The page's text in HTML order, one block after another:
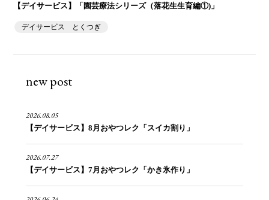
【デイサービス】「園芸療法シリーズ（落花生生育編①)」
デイサービス とくつぎ
new post
2026.08.05
【デイサービス】8月おやつレク「スイカ割り」
2026.07.27
【デイサービス】7月おやつレク「かき氷作り」